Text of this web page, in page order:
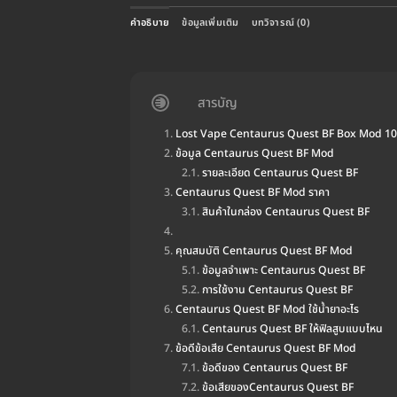
คำอธิบาย ข้อมูลเพิ่มเติม บทวิจารณ์ (0)
สารบัญ
Lost Vape Centaurus Quest BF Box Mod
ข้อมูล Centaurus Quest BF Mod
รายละเอียด Centaurus Quest BF
Centaurus Quest BF Mod ราคา
สินค้าในกล่อง Centaurus Quest BF
คุณสมบัติ Centaurus Quest BF Mod
ข้อมูลจำเพาะ Centaurus Quest BF
การใช้งาน Centaurus Quest BF
Centaurus Quest BF Mod ใช้น้ำยาอะไร
Centaurus Quest BF ให้ฟิลสูบแบบไหน
ข้อดีข้อเสีย Centaurus Quest BF Mod
ข้อดีของ Centaurus Quest BF
ข้อเสียของCentaurus Quest BF